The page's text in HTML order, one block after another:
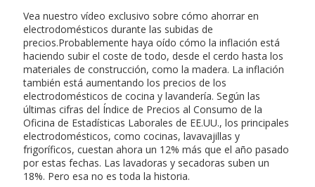
Vea nuestro vídeo exclusivo sobre cómo ahorrar en
electrodomésticos durante las subidas de
precios.Probablemente haya oído cómo la inflación está
haciendo subir el coste de todo, desde el cerdo hasta los
materiales de construcción, como la madera. La inflación
también está aumentando los precios de los
electrodomésticos de cocina y lavandería. Según las
últimas cifras del Índice de Precios al Consumo de la
Oficina de Estadísticas Laborales de EE.UU., los principales
electrodomésticos, como cocinas, lavavajillas y
frigoríficos, cuestan ahora un 12% más que el año pasado
por estas fechas. Las lavadoras y secadoras suben un
18%. Pero esa no es toda la historia.